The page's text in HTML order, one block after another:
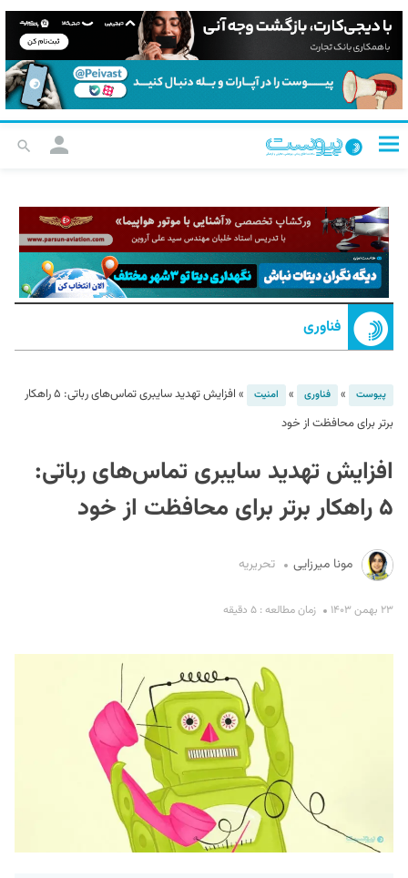
فناوری
پیوست » فناوری » امنیت »
افزایش تهدید سایبری تماس‌های رباتی: ۵ راهکار
برتر برای محافظت از خود
افزایش تهدید سایبری تماس‌های رباتی:
۵ راهکار برتر برای محافظت از خود
مونا میرزایی تحریریه
۲۳ بهمن ۱۴۰۳ زمان مطالعه : ۵ دقیقه